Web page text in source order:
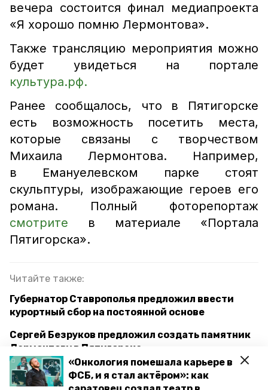
«Онкология помешала карьере в
ФСБ, и я стал актёром»: как
вечера состоится финал медиапроекта
«Я хорошо помню Лермонтова».
Также трансляцию мероприятия можно
будет увидеться на портале
культура.рф.
Ранее сообщалось, что в Пятигорске
есть возможность посетить места,
которые связаны с творчеством
Михаила Лермонтова. Например,
в Емануелевском парке стоят
скульптуры, изображающие героев его
романа. Полный фоторепортаж
смотрите в материале «Портала
Пятигорска».
Читайте также:
Губернатор Ставрополья предложил ввести
курортный сбор на постоянной основе
Сергей Безруков предложил создать памятник
Лермонтову в Пятигорске